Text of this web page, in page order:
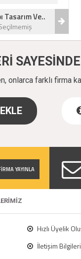
Tasarım Ve..
farklı firma
YAYINLA
Hızlı Üyelik
İletişim Bilgileri